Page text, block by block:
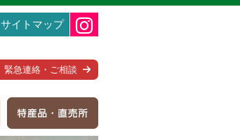
サイトマップ
緊急連絡・ご相談